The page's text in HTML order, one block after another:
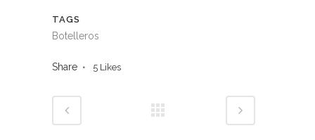
TAGS
Botelleros
Share 5 Likes